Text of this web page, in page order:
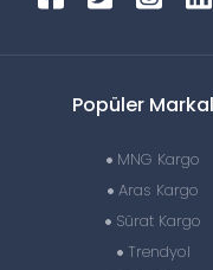
Popüler
MNG Kargo
Aras Kargo
Sürat Kargo
Trendyol